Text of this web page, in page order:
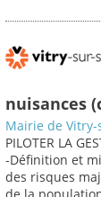
nuisances
Mairie de Vitry-
PILOTER LA
-Définition et
des risques